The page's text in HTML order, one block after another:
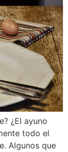
¿El ayuno
todo el
Algunos que